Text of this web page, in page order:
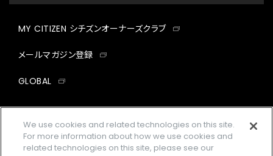
MY CITIZEN シチズンオーナーズクラブ
メールマガジン登録
GLOBAL
We use cookies and related technologies on this site.
For more information about how we use cookies and
related technologies on this site, please see our